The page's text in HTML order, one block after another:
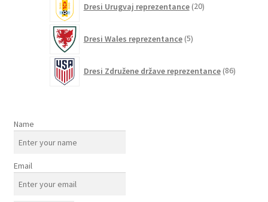
Dresi Urugvaj reprezentance 20izdelkov
Dresi Wales reprezentance 5izdelkov
Dresi Združene države reprezentance 86izdelkov
Name
Email